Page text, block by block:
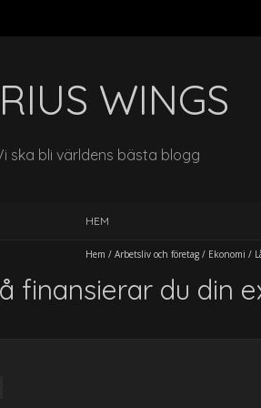
WINGS
ska bli världens bästa blogg
HEM
Hem / Arbetsliv och företag / Ekonomi /
finansierar du din